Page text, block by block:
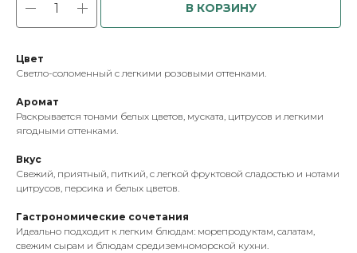
В КОРЗИНУ
Цвет
Светло-соломенный с легкими розовыми оттенками.
Аромат
Раскрывается тонами белых цветов, муската, цитрусов и легкими
ягодными оттенками.
Вкус
Свежий, приятный, питкий, с легкой фруктовой сладостью и нотами
цитрусов, персика и белых цветов.
Гастрономические сочетания
Идеально подходит к легким блюдам: морепродуктам, салатам,
свежим сырам и блюдам средиземноморской кухни.